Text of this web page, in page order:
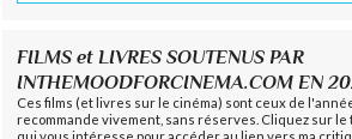
FILMS et LIVRES SOUTENUS PAR
INTHEMOODFORCINEMA.COM EN
Ces films (et livres sur le cinéma) sont ceux de
recommande vivement, sans réserves. Cliquez sur